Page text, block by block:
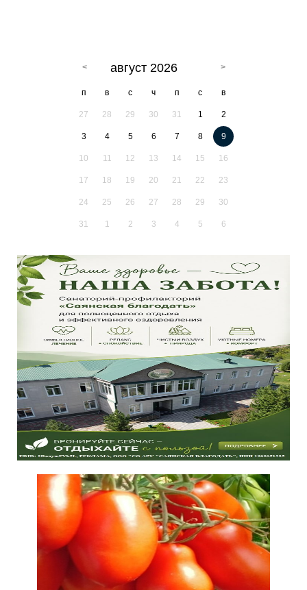
август 2026
п в с ч п с в
27 28 29 30 31 1 2
3 4 5 6 7 8 9
10 11 12 13 14 15 16
17 18 19 20 21 22 23
24 25 26 27 28 29 30
31 1 2 3 4 5 6